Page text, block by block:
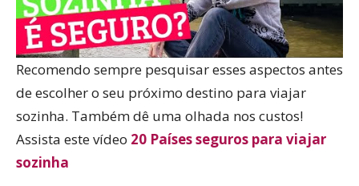
Recomendo sempre pesquisar esses aspectos antes
de escolher o seu próximo destino para viajar
sozinha. Também dê uma olhada nos custos!
Assista este vídeo 20 Países seguros para viajar
sozinha